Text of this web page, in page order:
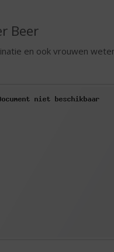
Beer
en ook vrouwen